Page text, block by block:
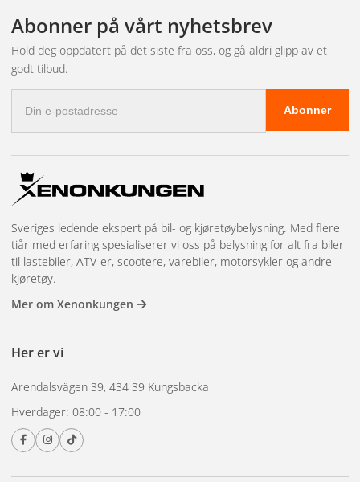
Poler alltid etterpåavfetting
polerer oppå skitt, risikerer du å gjøre mer skade. Hvis du
påfører lakkbeskyttelse på upolert lakk, låser du feilene
under beskyttelsen.
Håndpolering eller
maskinpolering?
Håndpolering med fint poleringsmiddel og en mikrofiberklut
kan gi gode resultater på mindre områder og overfladiske
merker. Maskinpolering med poleringsmaskin og
poleringsskiver gir mye jevnere og mer effektive resultater,
tryggeste valget for nybegynnere – den roterer
uregelmessig og reduserer risikoen for polering gjennom
klarlakken.
Poleringsskiver
Abonner på vårt nyhetsbrev
Hold deg oppdatert på det siste fra oss, og gå aldri glipp av et
godt tilbud.
postadresse
Abonner
Sveriges ledende ekspert på bil- og kjøretøybelysning. Med flere
tiår med erfaring spesialiserer vi oss på belysning for alt fra biler
til lastebiler, ATV-er, scootere, varebiler, motorsykler og andre
kjøretøy.
Mer om Xenonkungen
Her er vi
Arendalsvägen 39, 434 39 Kungsbacka
Hverdager: 08:00 - 17:00